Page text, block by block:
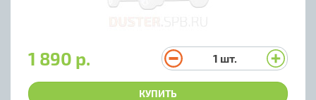
1 890 р. 1 шт.
КУПИТЬ